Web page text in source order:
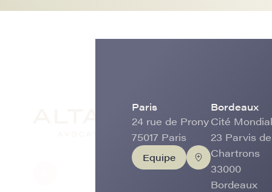
Paris
24 rue de Prony
75017 Paris
Equipe
Bordeaux
Cité
23 Parvis
Chartrons
33000
Bordeaux